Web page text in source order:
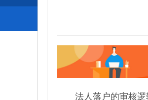
法人落户的审核逻辑